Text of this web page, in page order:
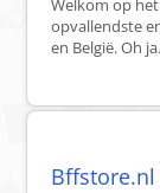
Welkom op
opvallendste
en België. Oh